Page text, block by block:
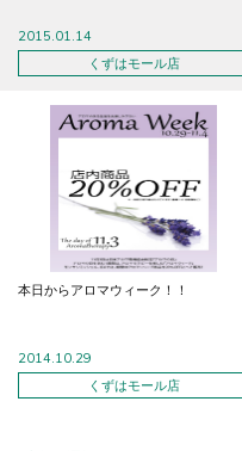
2015.01.14
くずはモール店
本日からアロマウィーク！！
2014.10.29
くずはモール店